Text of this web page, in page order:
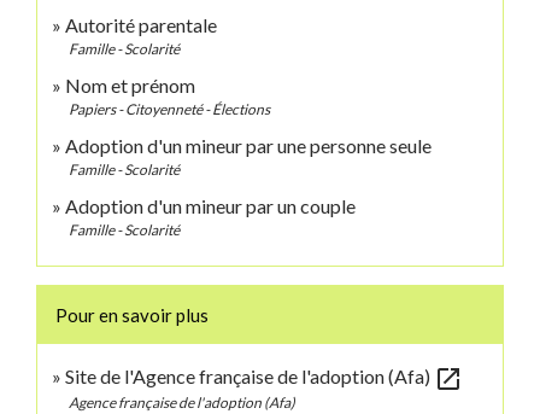
Autorité parentale
Famille - Scolarité
Nom et prénom
Papiers - Citoyenneté - Élections
Adoption d'un mineur par une personne seule
Famille - Scolarité
Adoption d'un mineur par un couple
Famille - Scolarité
Pour en savoir plus
Site de l'Agence française de l'adoption (Afa) open_in_new
Agence française de l'adoption (Afa)